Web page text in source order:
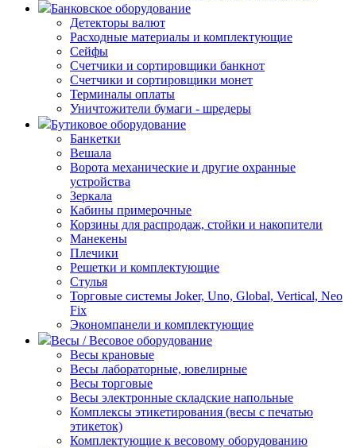
Банковское оборудование
Детекторы валют
Расходные материалы и комплектующие
Сейфы
Счетчики и сортировщики банкнот
Счетчики и сортировщики монет
Терминалы оплаты
Уничтожители бумаги - шредеры
Бутиковое оборудование
Банкетки
Вешала
Ворота механические и другие охранные
устройства
Зеркала
Кабины примерочные
Корзины для распродаж, стойки и накопители
Манекены
Плечики
Решетки и комплектующие
Стулья
Торговые системы Joker, Uno, Global, Vertical, Neo
Fix
Экономпанели и комплектующие
Весы / Весовое оборудование
Весы крановые
Весы лабораторные, ювелирные
Весы торговые
Весы электронные складские напольные
Комплексы этикетирования (весы с печатью
этикеток)
Комплектующие к весовому оборудованию